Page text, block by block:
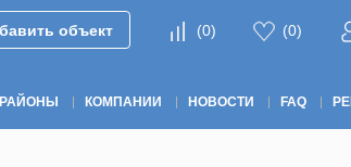
объект (0) (0)
РАЙОНЫ КОМПАНИИ НОВОСТИ FAQ